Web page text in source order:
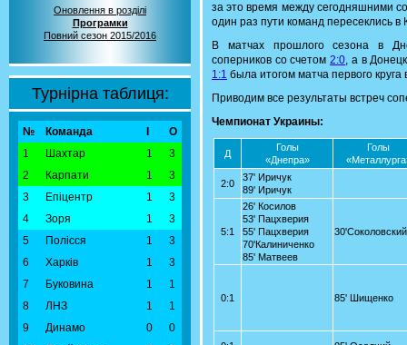
Оновлення в розділі
Програмки
Повний сезон 2015/2016
Турнірна таблиця:
№ Команда
О
1
Шахтар 1
3
2
Карпати 1
3
3
Епіцентр 1
3
4
Зоря 1
3
5
Полісся 1
3
6
Харків 1
3
7
Буковина 1
1
8
ЛНЗ 1
1
9
Динамо 0
0
за это время между сегодняшними
один раз пути команд пересеклись в
В матчах прошлого сезона в
соперников со счетом2:0, а в
1:1 была итогом матча первого круга
Приводим все результаты встреч
Чемпионат Украины:
Д
Голы
«Днепра»
Голы
2:0
37' Иричук
89' Иричук
5:1
26' Косилов
53' Пацхверия
55' Пацхверия
70'Калиниченко
85' Матвеев
30'Соколовский
0:1 85' Шищенко